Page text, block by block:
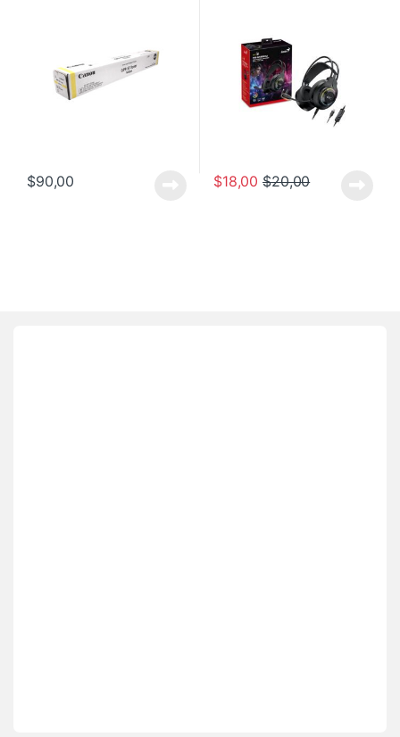
$90,00 $18,00 $20,00